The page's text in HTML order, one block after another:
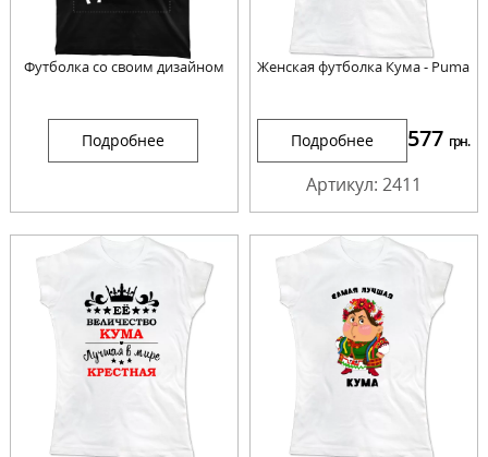
Футболка со своим дизайном
Подробнее
Женская футболка Кума - Puma
Подробнее 577 грн.
Артикул: 2411